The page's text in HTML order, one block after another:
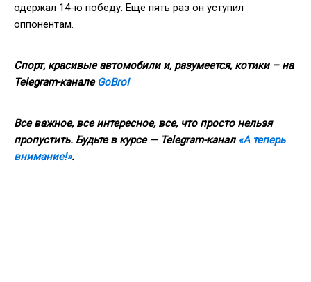
одержал 14-ю победу. Еще пять раз он уступил
оппонентам.
Спорт, красивые автомобили и, разумеется, котики – на
Telegram-канале GoBro!
Все важное, все интересное, все, что просто нельзя
пропустить. Будьте в курсе — Telegram-канал «А теперь
внимание!».